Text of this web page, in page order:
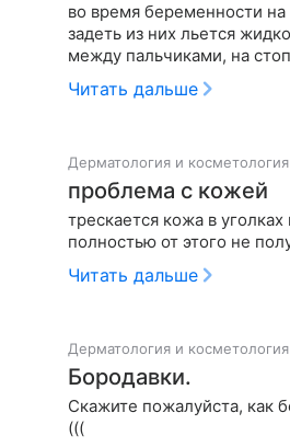
во время беременности
задеть из них льется
между пальчиками, на
Читать дальше
Дерматология и косметология
проблема с кожей
трескается кожа в
полностью от этого не
Читать дальше
Дерматология и косметология
Бородавки.
Скажите пожалуйста, как
(((